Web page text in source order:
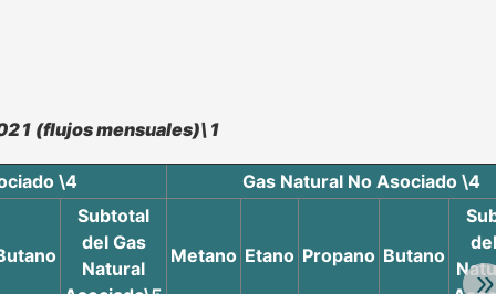
(flujos mensuales)\1
\4 Gas Natural No Asociado \4
Subtotal
del Gas
Natural
Metano Etano Propano Butano